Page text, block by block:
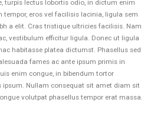
turpis lectus lobortis odio, in dictum enim
eros vel facilisis lacinia, ligula sem
a elit. Cras tristique ultricies facilisis. Nam
vestibulum efficitur ligula. Donec ut ligula
habitasse platea dictumst. Phasellus sed
fames ac ante ipsum primis in
enim congue, in bibendum tortor
ipsum. Nullam consequat sit amet diam sit
volutpat phasellus tempor erat massa.